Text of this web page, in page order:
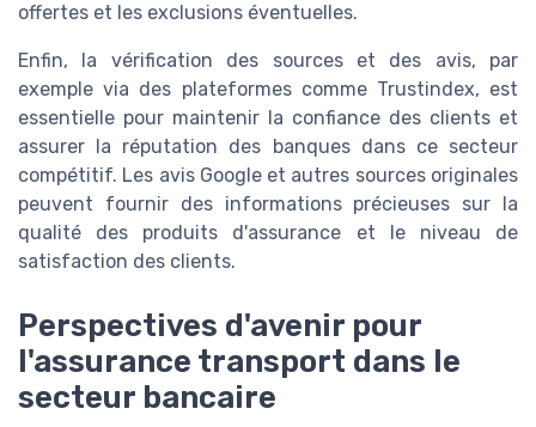
offertes et les exclusions éventuelles.
Enfin, la vérification des sources et des avis, par
exemple via des plateformes comme Trustindex, est
essentielle pour maintenir la confiance des clients et
assurer la réputation des banques dans ce secteur
compétitif. Les avis Google et autres sources originales
peuvent fournir des informations précieuses sur la
qualité des produits d'assurance et le niveau de
satisfaction des clients.
Perspectives d'avenir pour
l'assurance transport dans le
secteur bancaire